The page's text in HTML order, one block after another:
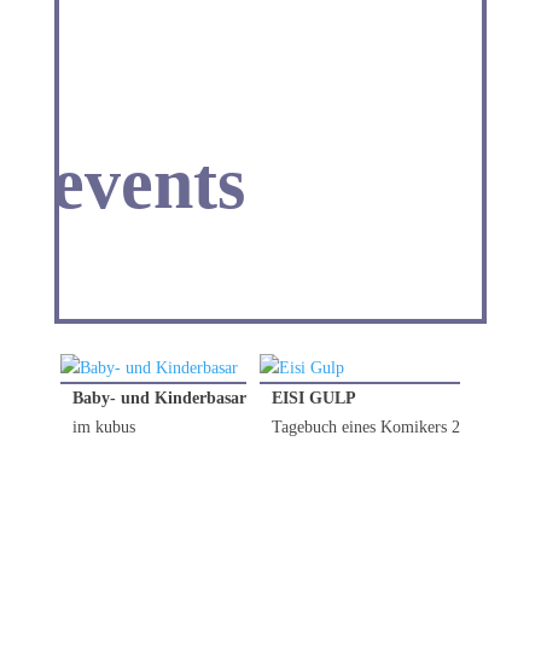
events
Baby- und Kinderbasar
im kubus
EISI GULP
Tagebuch eines Komikers 2